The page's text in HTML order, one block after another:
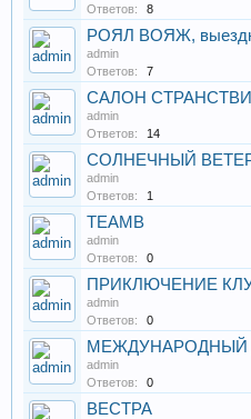
Ответов:
8
РОЯЛ ВОЯЖ,
admin
Ответов:
7
САЛОН
admin
Ответов:
14
СОЛНЕЧНЫЙ
admin
Ответов:
1
TEAMB
admin
Ответов:
0
ПРИКЛЮЧЕНИЕ
admin
Ответов:
0
МЕЖДУНАРОДНЫЙ
admin
Ответов:
0
ВЕСТРА